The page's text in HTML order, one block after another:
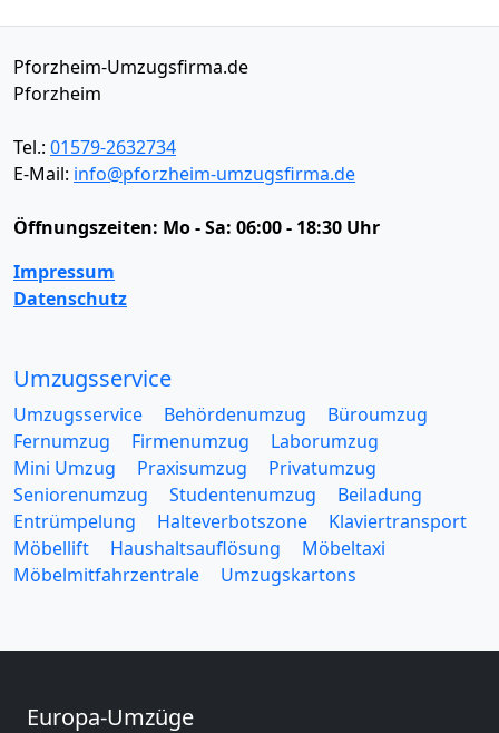
Pforzheim-Umzugsfirma.de
Pforzheim
Tel.: 01579-2632734
E-Mail: info@pforzheim-umzugsfirma.de
Öffnungszeiten: Mo - Sa: 06:00 - 18:30 Uhr
Impressum
Datenschutz
Umzugsservice
Umzugsservice Behördenumzug
Büroumzug
Fernumzug
Firmenumzug
Laborumzug
Mini Umzug
Praxisumzug
Privatumzug
Seniorenumzug
Studentenumzug
Beiladung
Entrümpelung
Halteverbotszone
Klaviertransport
Möbellift
Haushaltsauflösung
Möbeltaxi
Möbelmitfahrzentrale
Umzugskartons
Europa-Umzüge